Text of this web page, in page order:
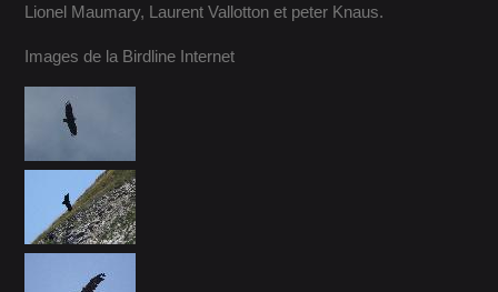
Lionel Maumary, Laurent Vallotton et peter Knaus.
Images de la Birdline Internet